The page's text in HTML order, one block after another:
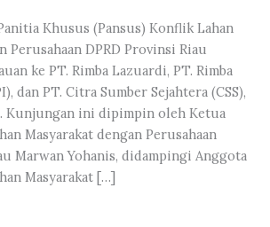
Khusus (Pansus) Konflik Lahan
Perusahaan DPRD Provinsi Riau
ke PT. Rimba Lazuardi, PT. Rimba
dan PT. Citra Sumber Sejahtera (CSS),
Kunjungan ini dipimpin oleh Ketua
Masyarakat dengan Perusahaan
Marwan Yohanis, didampingi Anggota
Masyarakat […]